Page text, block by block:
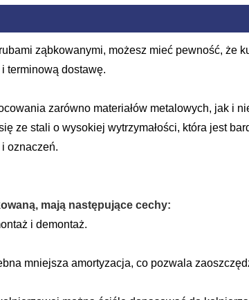
ząbkowanymi, możesz mieć pewność, że
terminową dostawę.
zarówno materiałów metalowych, jak i
ze stali o wysokiej wytrzymałości, która jest
oznaczeń.
mają następujące cechy:
i demontaż.
mniejsza amortyzacja, co pozwala